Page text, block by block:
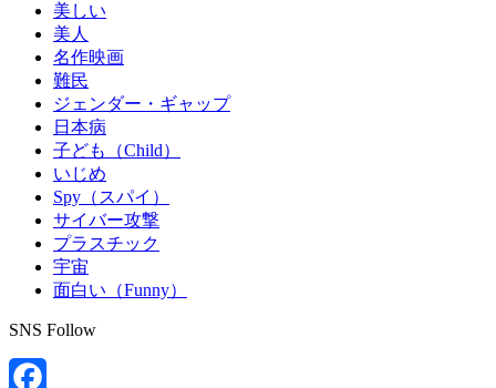
美しい
美人
名作映画
難民
ジェンダー・ギャップ
日本病
子ども（Child）
いじめ
Spy（スパイ）
サイバー攻撃
プラスチック
宇宙
面白い（Funny）
SNS Follow